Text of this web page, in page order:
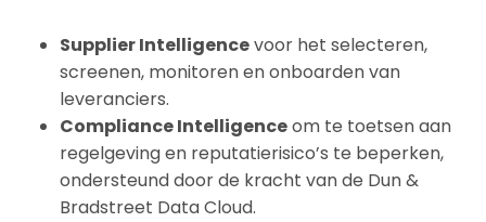
Supplier Intelligencevoor het selecteren,
screenen, monitoren en onboarden van
leveranciers.
Compliance Intelligenceom te toetsen aan
regelgeving en reputatierisico’s te beperken,
ondersteund door de kracht van de Dun &
Bradstreet Data Cloud.